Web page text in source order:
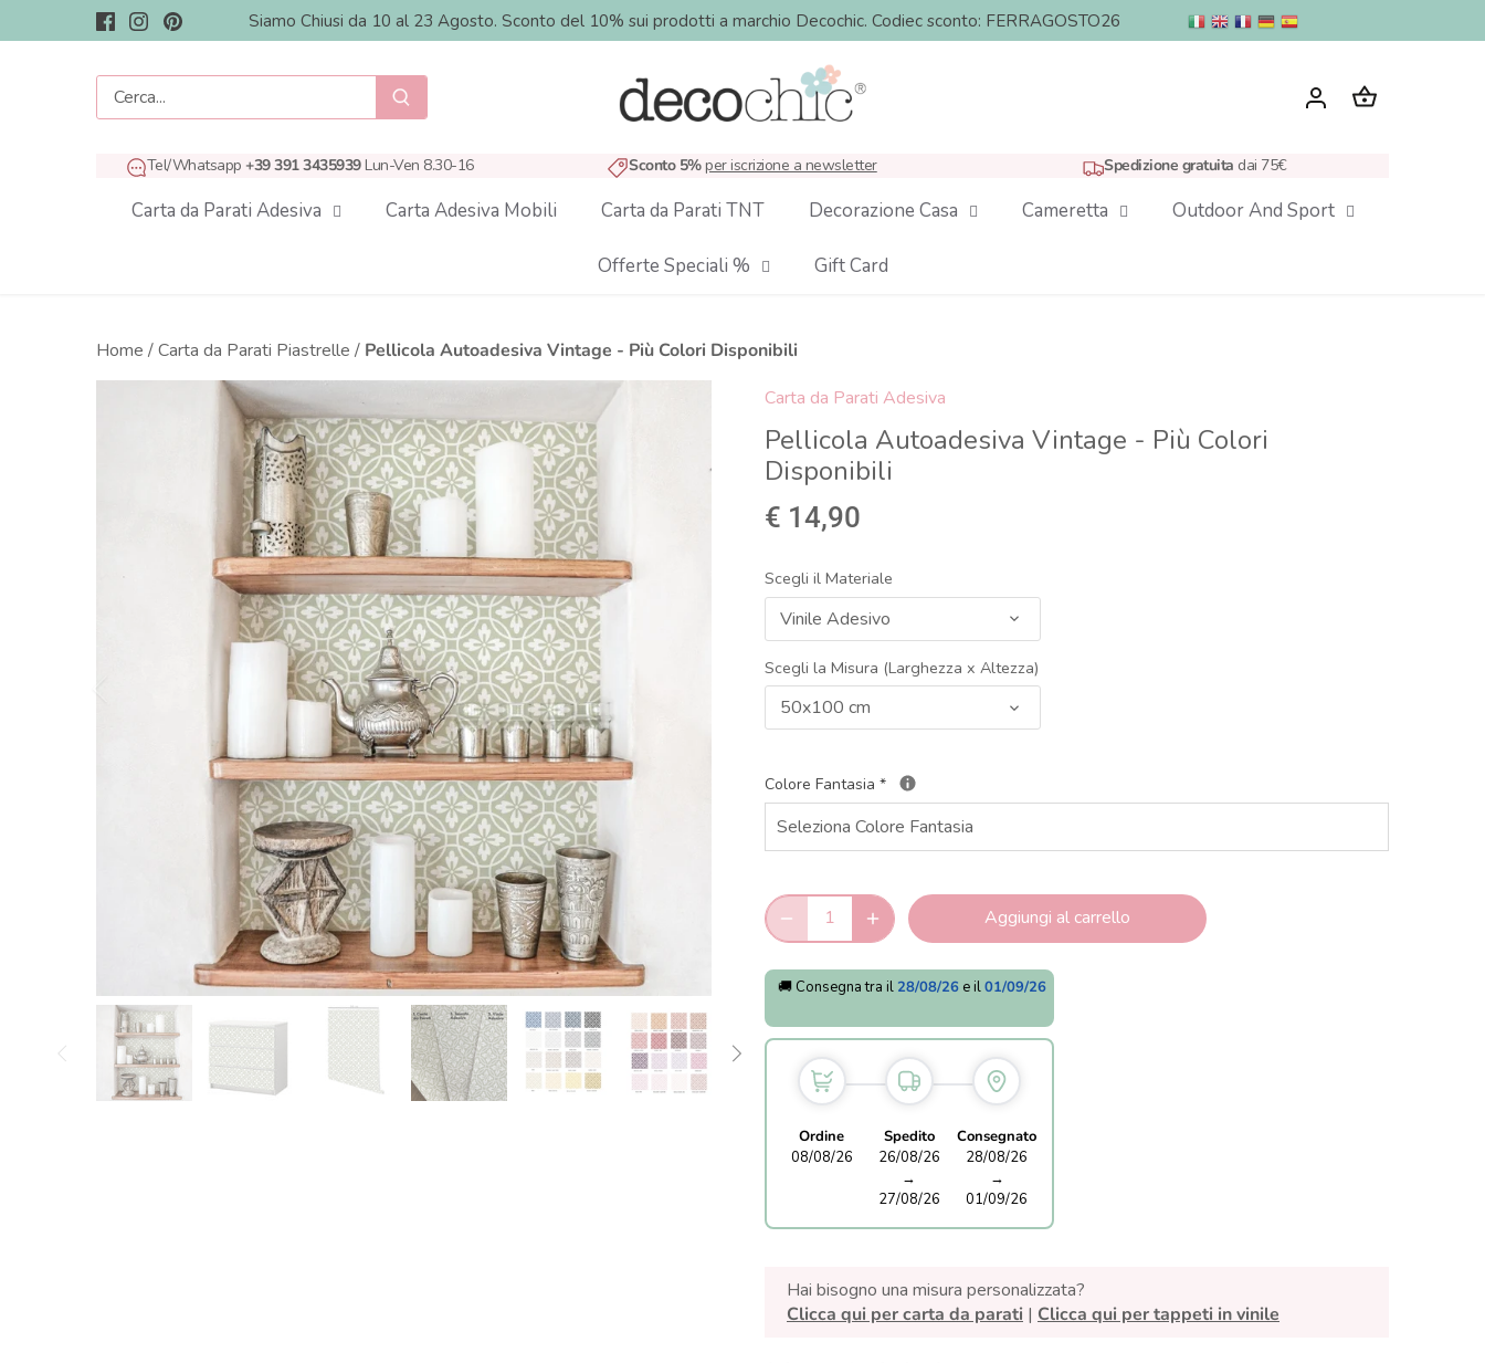
al
Siamo Chiusi da 10 al 23 Agosto. Sconto del 10% sui prodotti a marchio Decochic. Codiec sconto: FERRAGOSTO26
Tel/Whatsapp +39 391 3435939Lun-Ven 8.30-16 Sconto 5%per iscrizione a newsletter Spedizione gratuita dai 75€
Carta da Parati Adesiva Carta Adesiva Mobili Carta da Parati TNT Decorazione Casa Cameretta Outdoor And Sport
Offerte Speciali % Gift Card
Home /Carta da Parati Piastrelle / Pellicola Autoadesiva Vintage - Più Colori Disponibili
Carta da Parati Adesiva
Pellicola Autoadesiva Vintage - Più Colori
Disponibili
€ 14,90
Scegli il Materiale
Vinile Adesivo
Scegli la Misura (Larghezza x Altezza)
50x100 cm
Colore Fantasia *
Aggiungi al carrello
🚚 Consegna tra il 28/08/26 e il01/09/26
Ordine
08/08/26
Spedito
26/08/26
→
27/08/26
Consegnato
28/08/26
→
01/09/26
Hai bisogno una misura personalizzata?
Clicca qui per carta da parati | Clicca qui per tappeti in vinile